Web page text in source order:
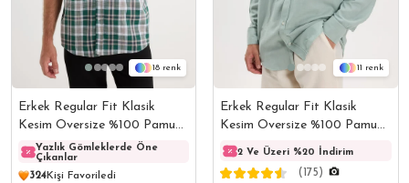
18
Erkek Regular Fit Klasik
Kesim Oversize %100 Pamuk
Keten Doku Cepli Kareli Kısa
Kollu Düğmeli Yaka Gömlek
Yazlık Gömleklerde Öne
Çıkanlar
Yazlık Gömleklerde Öne
Çıkanlar
324Kişi Favoriledi
11
Erkek Regular Fit Klasik
Kesim Oversize %100 Pamuk
Keten Doku Çift Cep Yeşil
Gömlek
2 Ve Üzeri %20 İndirim
(175)